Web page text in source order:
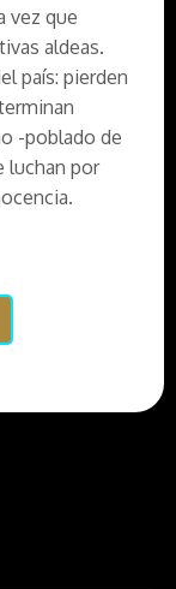
vez que
aldeas.
país: pierden
-poblado de
luchan por